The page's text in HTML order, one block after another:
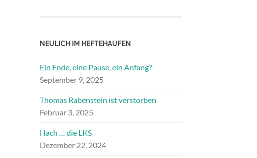
NEULICH IM HEFTEHAUFEN
Ein Ende, eine Pause, ein Anfang?
September 9, 2025
Thomas Rabenstein ist verstorben
Februar 3, 2025
Hach … die LKS
Dezember 22, 2024